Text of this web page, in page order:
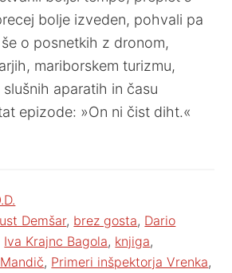
bolje izveden, pohvali pa
o posnetkih z dronom,
mariborskem turizmu,
aparatih in času
epizode: »On ni čist diht.«
Demšar, brez gosta, Dario
Iva Krajnc Bagola, knjiga,
, Primeri inšpektorja Vrenka,